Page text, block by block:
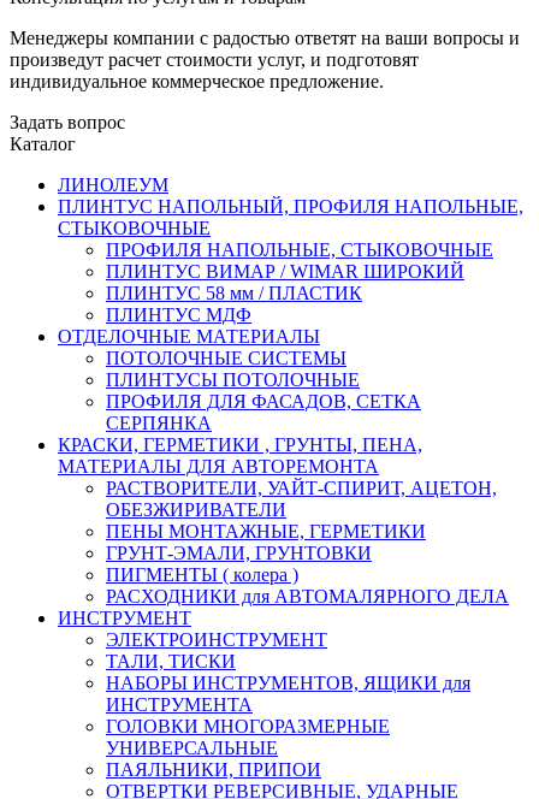
Менеджеры компании с радостью ответят на ваши вопросы и
произведут расчет стоимости услуг, и подготовят
индивидуальное коммерческое предложение.
Задать вопрос
Каталог
ЛИНОЛЕУМ
ПЛИНТУС НАПОЛЬНЫЙ, ПРОФИЛЯ НАПОЛЬНЫЕ,
СТЫКОВОЧНЫЕ
ПРОФИЛЯ НАПОЛЬНЫЕ, СТЫКОВОЧНЫЕ
ПЛИНТУС ВИМАР / WIMAR ШИРОКИЙ
ПЛИНТУС 58 мм / ПЛАСТИК
ПЛИНТУС МДФ
ОТДЕЛОЧНЫЕ МАТЕРИАЛЫ
ПОТОЛОЧНЫЕ СИСТЕМЫ
ПЛИНТУСЫ ПОТОЛОЧНЫЕ
ПРОФИЛЯ ДЛЯ ФАСАДОВ, СЕТКА
СЕРПЯНКА
КРАСКИ, ГЕРМЕТИКИ , ГРУНТЫ, ПЕНА,
МАТЕРИАЛЫ ДЛЯ АВТОРЕМОНТА
РАСТВОРИТЕЛИ, УАЙТ-СПИРИТ, АЦЕТОН,
ОБЕЗЖИРИВАТЕЛИ
ПЕНЫ МОНТАЖНЫЕ, ГЕРМЕТИКИ
ГРУНТ-ЭМАЛИ, ГРУНТОВКИ
ПИГМЕНТЫ ( колера )
РАСХОДНИКИ для АВТОМАЛЯРНОГО ДЕЛА
ИНСТРУМЕНТ
ЭЛЕКТРОИНСТРУМЕНТ
ТАЛИ, ТИСКИ
НАБОРЫ ИНСТРУМЕНТОВ, ЯЩИКИ для
ИНСТРУМЕНТА
ГОЛОВКИ МНОГОРАЗМЕРНЫЕ
УНИВЕРСАЛЬНЫЕ
ПАЯЛЬНИКИ, ПРИПОИ
ОТВЕРТКИ РЕВЕРСИВНЫЕ, УДАРНЫЕ